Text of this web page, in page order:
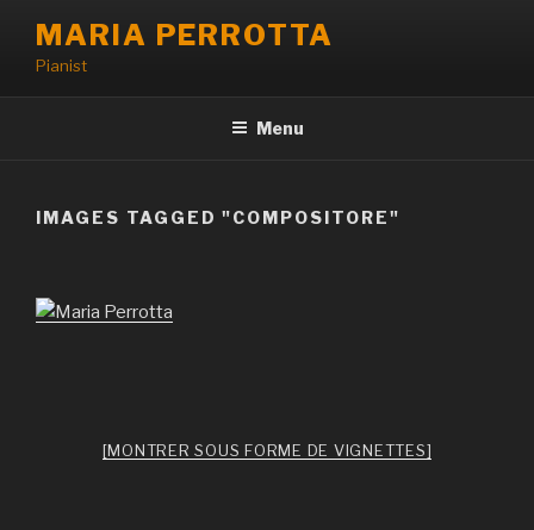
contenu
principal
MARIA PERROTTA
Pianist
Menu
IMAGES TAGGED "COMPOSITORE"
[MONTRER SOUS FORME DE VIGNETTES]